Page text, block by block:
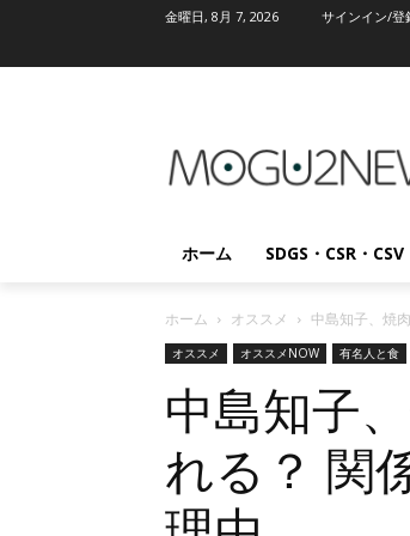
金曜日, 8月 7, 2026 サインイン/登
ホーム SDGS・CSR・CSV
ホーム オススメ 中島知子、焼
オススメ オススメNOW 有名人と食
中島知子
れる？ 関